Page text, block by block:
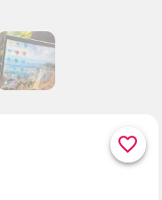
favorite_border